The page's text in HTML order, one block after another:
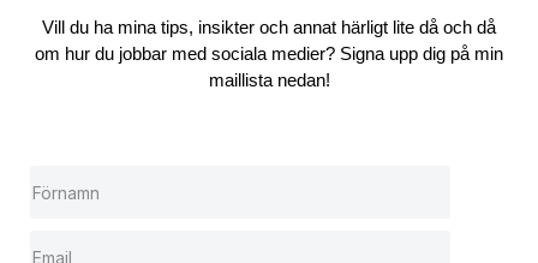
Vill du ha mina tips, insikter och annat härligt lite då och då
om hur du jobbar med sociala medier? Signa upp dig på min
maillista nedan!